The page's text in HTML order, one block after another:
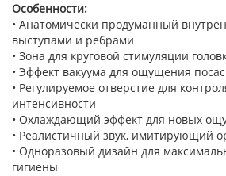
Особенности:
• Анатомически продуманный
выступами и ребрами
• Зона для круговой стимуляции
• Эффект вакуума для ощущения
• Регулируемое отверстие для
интенсивности
• Охлаждающий эффект для новых
• Реалистичный звук, имитирующий
• Одноразовый дизайн для
гигиены